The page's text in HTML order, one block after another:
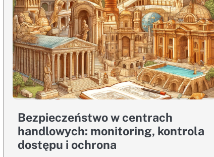
Bezpieczeństwo w centrach
handlowych: monitoring, kontrola
dostępu i ochrona